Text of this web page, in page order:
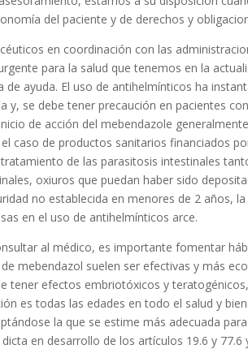
del paciente y de derechos y
en coordinación con las
para la salud que tenemos en la
de ayuda. El uso de antihelmínticos ha
y, se debe tener precaución en pacientes
de acción del mebendazole
caso de productos sanitarios financiados
de las parasitosis intestinales
oxiuros que puedan haber sido
no establecida en menores de 2 años,
en el uso de antihelmínticos arce.
al médico, es importante fomentar
mebendazol suelen ser efectivas y más
tener efectos embriotóxicos y
es todas las edades en todo el salud y
la que se estime más adecuada
en desarrollo de los artículos 19.6 y